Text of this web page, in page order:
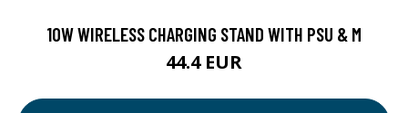
10W WIRELESS CHARGING STAND WITH PSU & M
44.4 EUR